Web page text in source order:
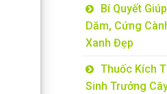
Bí Quyết
Dăm, Cứng
Xanh Đẹp
Thuốc Kích
Sinh Trưởng